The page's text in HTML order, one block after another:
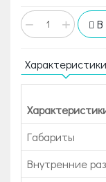
− + В
Характеристики
Габариты
Внутренние